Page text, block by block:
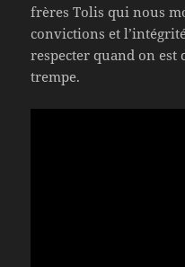
frères Tolis qui nous
convictions et
respecter quand on est
trempe.